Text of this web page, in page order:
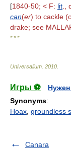
[1840-50; < F: lit
can(er) to cackle
drake; see
* * *
Universalium 2010
Игры ⚽
Synonyms:
Hoax groundless
Canara